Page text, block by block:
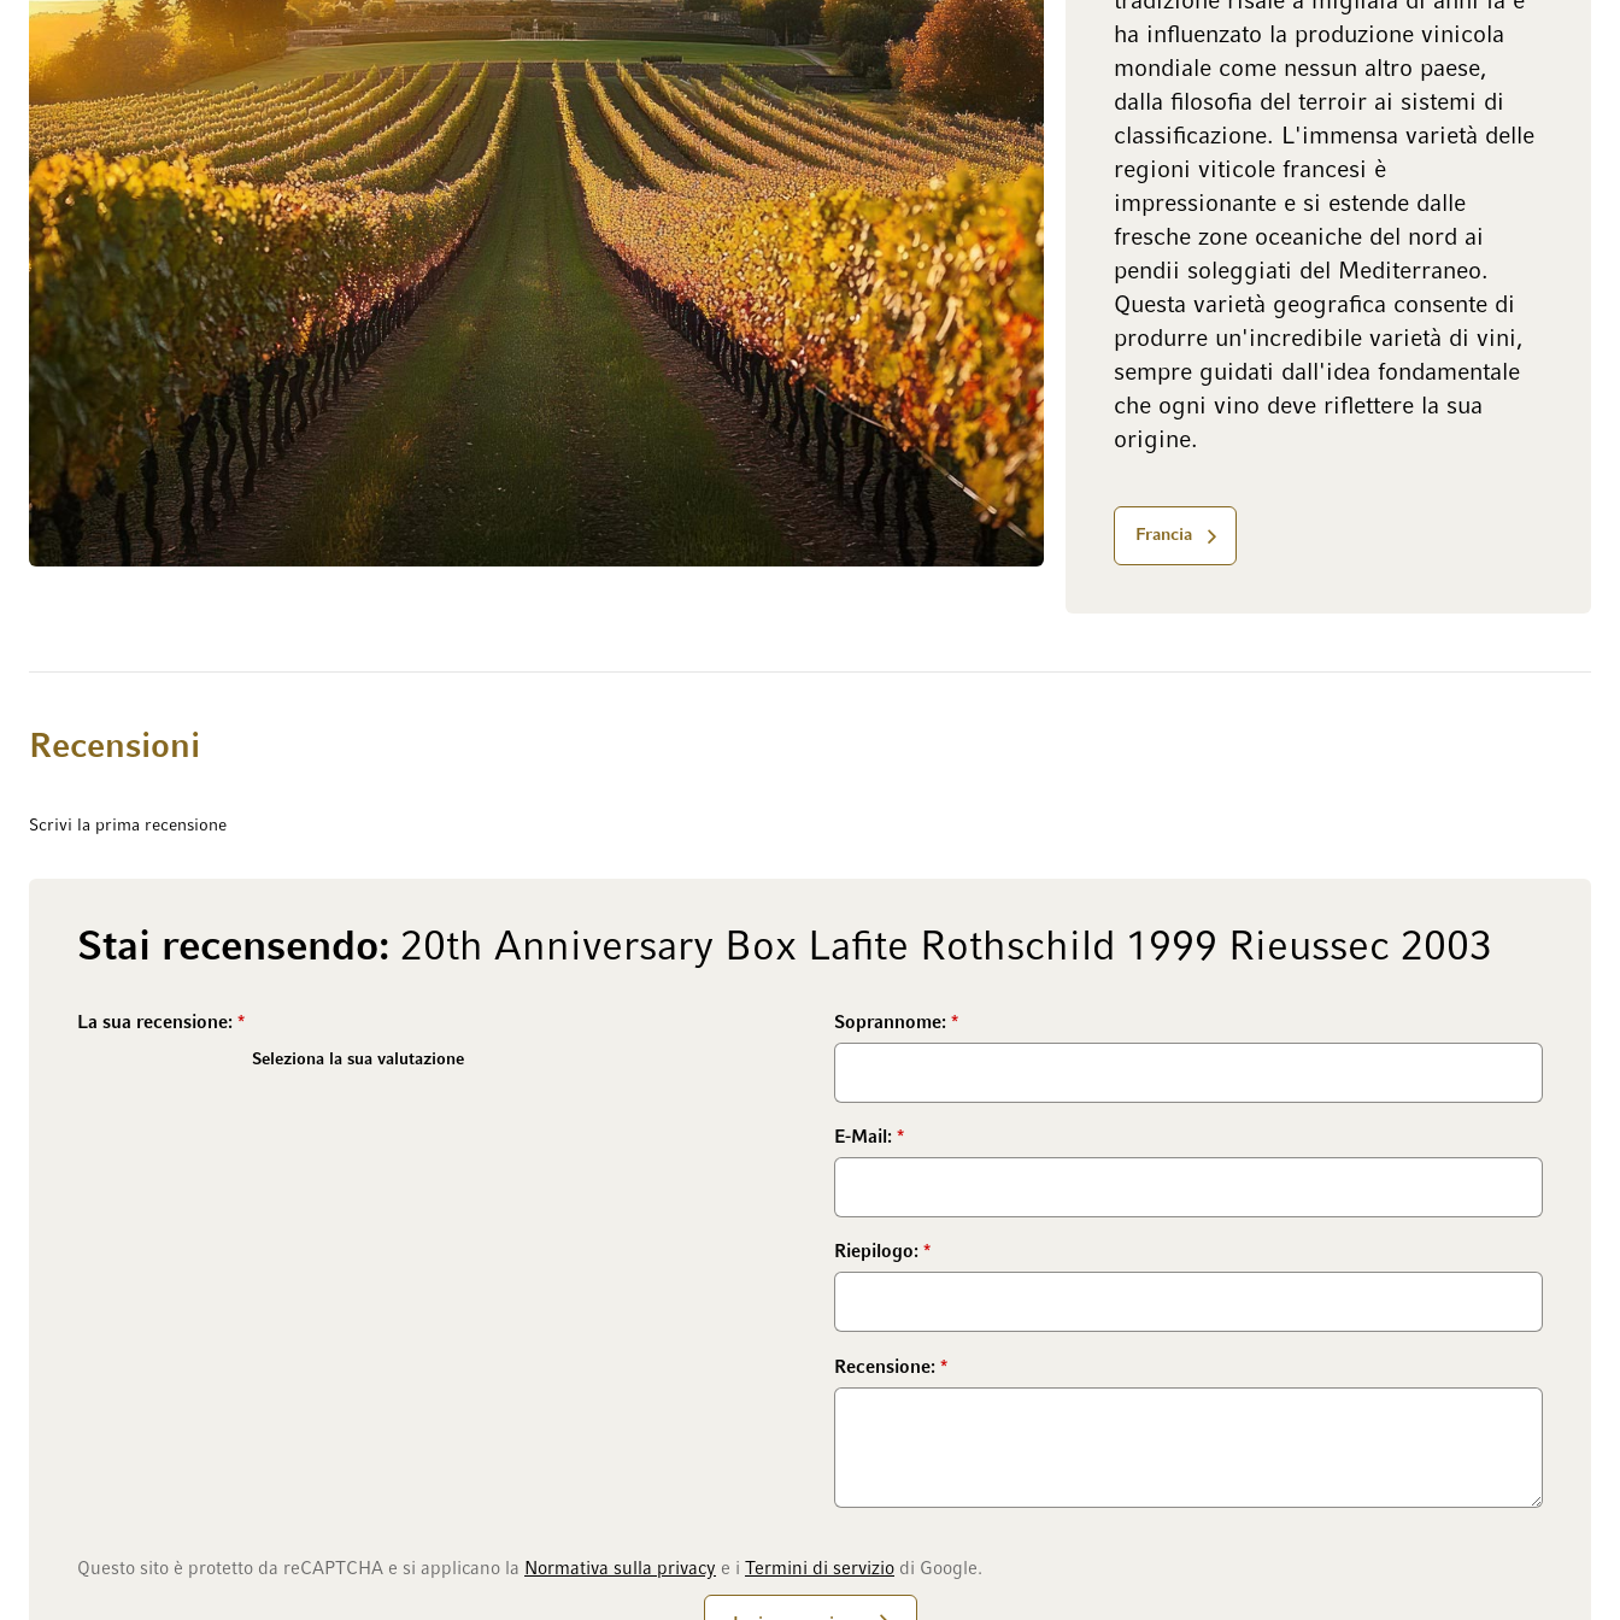
con sentori di cuoio, violetta e ciliegia. Al palato, da una riservatezza quasi
timida, sprigiona un’immensa potenza, sostenuta da tannini morbidi come la
seta. Il finale, lungo, preciso, indimenticabile, è pura magia Premier Cru.
Carruades de Lafite: il secondo vino raffinato
Il Carruades de Lafite riflette lo stile del Grand Vin in una forma accessibile. Le
viti, di almeno dieci anni, crescono principalmente su terreni argillosi e ghiaiosi,
di cui 4,5 ettari nel comune limitrofo di Saint-Estèphe, che grazie a regolamenti
storici sono comunque considerati Pauillac. Il Merlot domina la cuvée,
completata da Cabernet Sauvignon e Petit Verdot, con 16 mesi di affinamento in
rovere francese.
Anseillan – il terzo vino di carattere
Anseillan, il terzo vino, proviene da un piccolo comune limitrofo con terreni più
pesanti. Qui è caratterizzato da un’alta percentuale di Merlot. Più potente, denso
e terroso rispetto al Lafite o al Carruades, incarna un’interpretazione
indipendente del terroir di Pauillac con un carattere e un’espressività propri.
ha influenzato la produzione vinicola
mondiale come nessun altro paese,
dalla filosofia del terroir ai sistemi di
classificazione. L'immensa varietà delle
regioni viticole francesi è
impressionante e si estende dalle
fresche zone oceaniche del nord ai
pendii soleggiati del Mediterraneo.
Questa varietà geografica consente di
produrre un'incredibile varietà di vini,
sempre guidati dall'idea fondamentale
che ogni vino deve riflettere la sua
origine.
Francia
Recensioni
Scrivi la prima recensione
Stai recensendo: 20th Anniversary Box Lafite Rothschild 1999 Rieussec 2003
La sua recensione:
Seleziona la sua valutazione
9 stars
10 stars
Soprannome:
E-Mail:
Riepilogo:
Recensione:
Questo sito è protetto da reCAPTCHA e si applicano la Normativa sulla privacy e i Termini di servizio di Google.